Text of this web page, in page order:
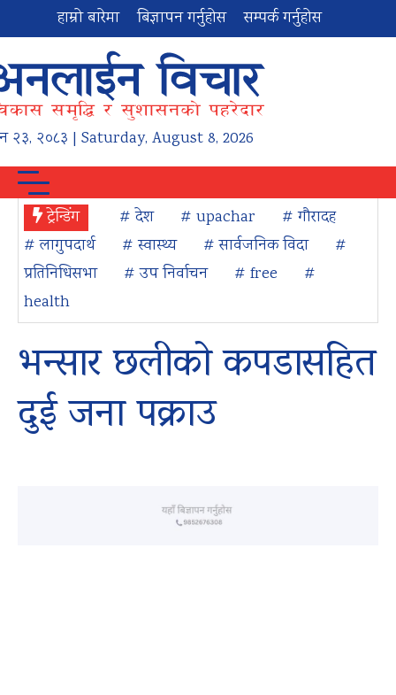
हाम्रो बारेमा बिज्ञापन गर्नुहोस सम्पर्क गर्नुहोस
२३, २०८३ | Saturday, August 8, 2026
ट्रेन्डिंग # देश # upachar
# गौरादह
# लागुपदार्थ
# स्वास्थ्य # सार्वजनिक विदा
#
प्रतिनिधिसभा
# उप निर्वाचन # free
#
health
भन्सार छलीको कपडासहित
दुई जना पक्राउ